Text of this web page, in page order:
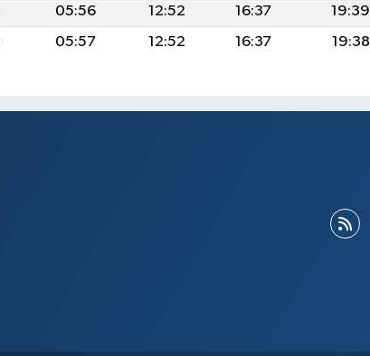
05:56 12:52 16:37 19:39
05:57 12:52 16:37 19:38